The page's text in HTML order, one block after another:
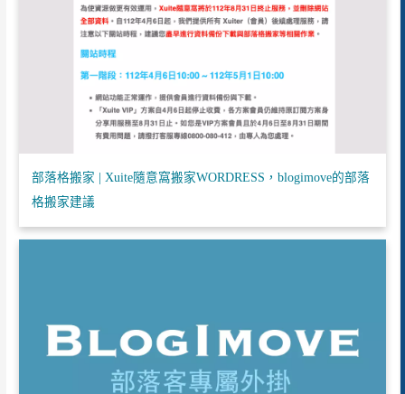
部落格搬家 | Xuite隨意窩搬家WORDRESS，blogimove的部落
格搬家建議